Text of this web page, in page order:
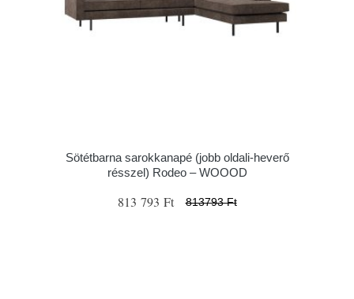
Sötétbarna sarokkanapé (jobb oldali-heverő
résszel) Rodeo – WOOOD
813 793 Ft 813793 Ft